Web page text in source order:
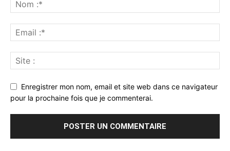
Enregistrer mon nom, email et site web dans ce navigateur
pour la prochaine fois que je commenterai.